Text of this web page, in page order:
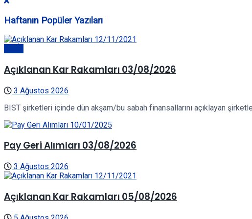
Haftanın Popüler Yazıları
Açıklanan Kar Rakamları 03/08/2026
3 Ağustos 2026
BIST şirketleri içinde dün akşam/bu sabah finansallarını açıklayan
Pay Geri Alımları 03/08/2026
3 Ağustos 2026
Açıklanan Kar Rakamları 05/08/2026